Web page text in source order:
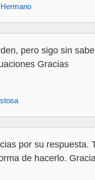
pero sigo sin
Gracias
por su respuesta.
de hacerlo.